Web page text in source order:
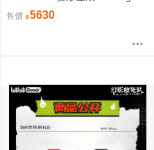
D01 音波 聲波 玩具色 0828
售價 5630